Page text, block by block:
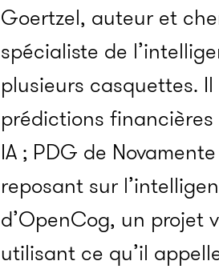
Goertzel, auteur et
spécialiste de
plusieurs casquettes.
prédictions financières
IA ; PDG de
reposant sur
d’OpenCog, un projet
utilisant ce qu’il